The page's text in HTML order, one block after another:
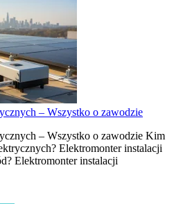
– Wszystko o zawodzie
– Wszystko o zawodzie Kim
Elektromonter instalacji
Elektromonter instalacji